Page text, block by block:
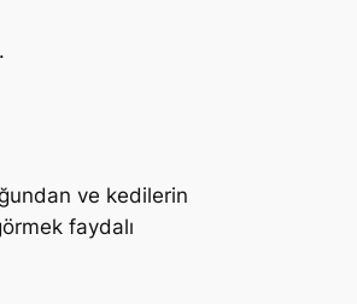
ve kedilerin
faydalı